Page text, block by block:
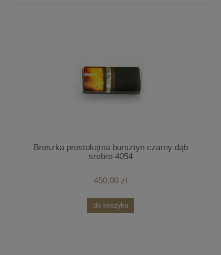
Broszka prostokątna bursztyn czarny dąb
srebro 4054
450,00 zł
do koszyka